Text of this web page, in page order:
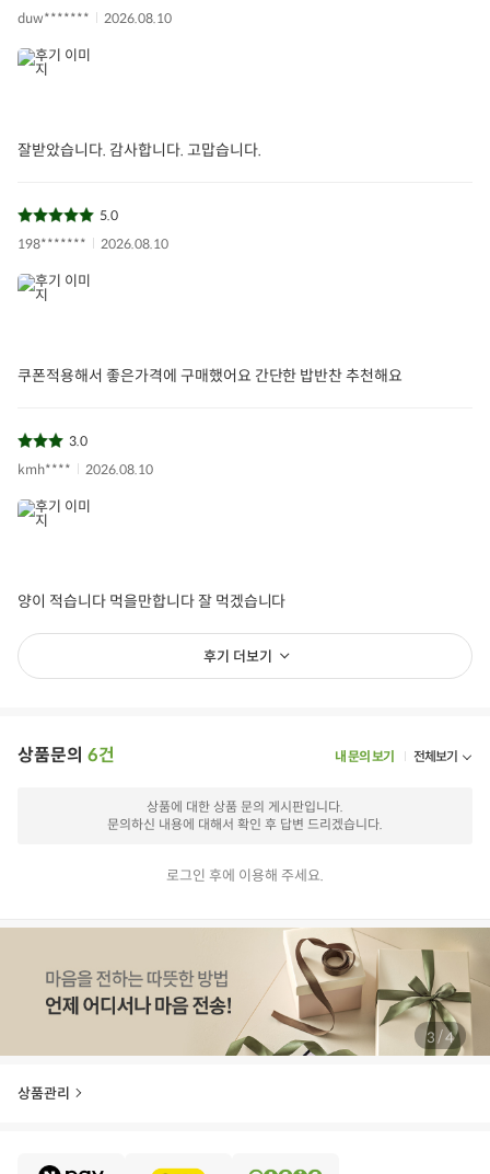
duw*******
2026.08.10
잘받았습니다. 감사합니다. 고맙습니다.
5.0
198*******
2026.08.10
쿠폰적용해서 좋은가격에 구매했어요 간단한 밥반찬 추천해요
3.0
kmh****
2026.08.10
양이 적습니다 먹을만합니다 잘 먹겠습니다
후기 더보기
상품문의 6건 내 문의 보기 전체보기
상품에 대한 상품 문의 게시판입니다.
문의하신 내용에 대해서 확인 후 답변 드리겠습니다.
로그인 후에 이용해 주세요.
4 /4
상품관리